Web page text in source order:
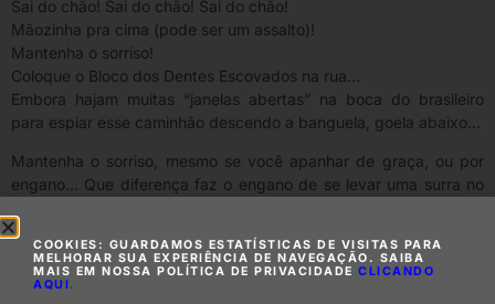
Sai do chão! Sai do chão! Sai do chão!
Mãozinha pra cima (pode ser um assalto)!
Mantenha o sorriso!
Coloque o Bloco dos Dentes Escovados na rua…
Embora hajam muitas “janelas abertas” na boca do brasileiro
para espiar esse caminhão descendo a banguela, goela abaixo…
Mantenha o sorriso, mesmo se você apanhar de graça, ou por
engano… Que diferença faz o engano de se levar uma surra no
enganado o tempo todo?!
Fazer o quê…
Reclamar às autoridades?
COOKIES: GUARDAMOS ESTATÍSTICAS DE VISITAS PARA
MELHORAR SUA EXPERIÊNCIA DE NAVEGAÇÃO. SAIBA
MAIS EM NOSSA POLÍTICA DE PRIVACIDADE CLICANDO
AQUI.